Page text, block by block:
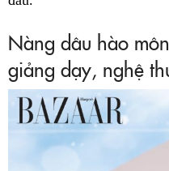
Nàng dâu hào
giảng dạy, nghệ